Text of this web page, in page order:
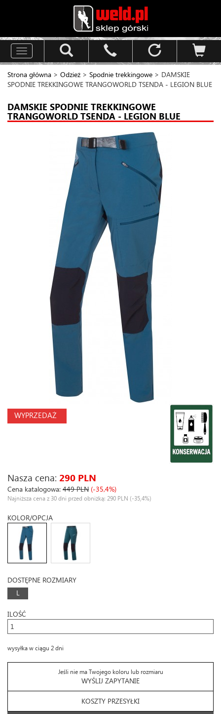
Toggle
navigation
Strona główna > Odzież > Spodnie trekkingowe > DAMSKIE
SPODNIE TREKKINGOWE TRANGOWORLD TSENDA - LEGION BLUE
DAMSKIE SPODNIE TREKKINGOWE
TRANGOWORLD TSENDA - LEGION BLUE
WYPRZEDAŻ
Nasza cena: 290 PLN
Cena katalogowa: 449 PLN (-35,4%)
Najniższa cena z 30 dni przed obniżką: 290 PLN (-35,4%)
KOLOR/OPCJA
DOSTĘPNE ROZMIARY
L
ILOŚĆ
wysyłka w ciągu 2 dni
Jeśli nie ma Twojego koloru lub rozmiaru
WYŚLIJ ZAPYTANIE
KOSZTY PRZESYŁKI